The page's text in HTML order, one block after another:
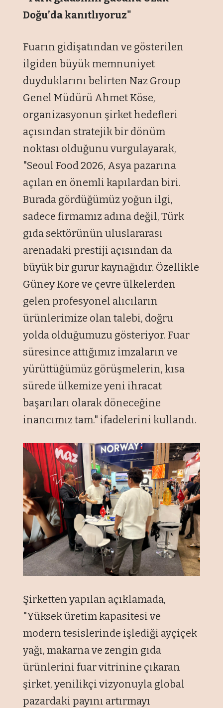
Doğu’da kanıtlıyoruz"
Fuarın gidişatından ve gösterilen
ilgiden büyük memnuniyet
duyduklarını belirten Naz Group
Genel Müdürü Ahmet Köse,
organizasyonun şirket hedefleri
açısından stratejik bir dönüm
noktası olduğunu vurgulayarak,
"Seoul Food 2026, Asya pazarına
açılan en önemli kapılardan biri.
Burada gördüğümüz yoğun ilgi,
sadece firmamız adına değil, Türk
gıda sektörünün uluslararası
arenadaki prestiji açısından da
büyük bir gurur kaynağıdır. Özellikle
Güney Kore ve çevre ülkelerden
gelen profesyonel alıcıların
ürünlerimize olan talebi, doğru
yolda olduğumuzu gösteriyor. Fuar
süresince attığımız imzaların ve
yürüttüğümüz görüşmelerin, kısa
sürede ülkemize yeni ihracat
başarıları olarak döneceğine
inancımız tam." ifadelerini kullandı.
Şirketten yapılan açıklamada,
"Yüksek üretim kapasitesi ve
modern tesislerinde işlediği ayçiçek
yağı, makarna ve zengin gıda
ürünlerini fuar vitrinine çıkaran
şirket, yenilikçi vizyonuyla global
pazardaki payını artırmayı